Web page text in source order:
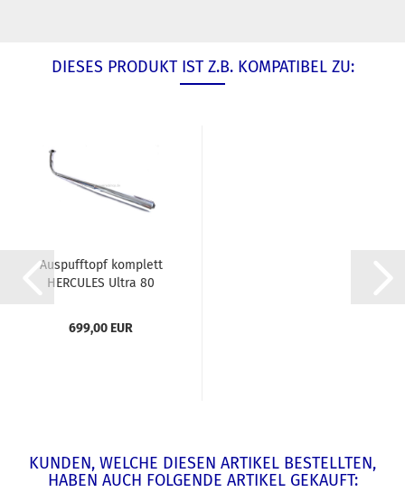
DIESES PRODUKT IST Z.B. KOMPATIBEL ZU:
Auspufftopf komplett
HERCULES Ultra 80
699,00 EUR
KUNDEN, WELCHE DIESEN ARTIKEL BESTELLTEN,
HABEN AUCH FOLGENDE ARTIKEL GEKAUFT: